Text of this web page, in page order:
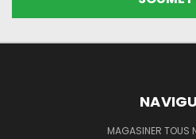
MAGASINER TOUS